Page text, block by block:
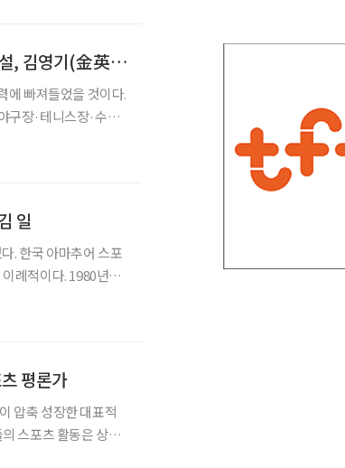
[신명철의 스포츠 인물 열전] 한국농구의 살아 있는 전설, 김영기(金英基)
에 빠져들었을 것이다.
구장·테니스장·수영
일
. 한국 아마추어 스포
례적이다. 1980년대
평론가
압축 성장한 대표적
스포츠 활동은 상당